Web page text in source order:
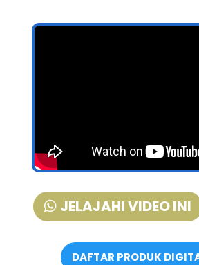
JELAJAHI VIDEO INI
DAFTAR PRODUK